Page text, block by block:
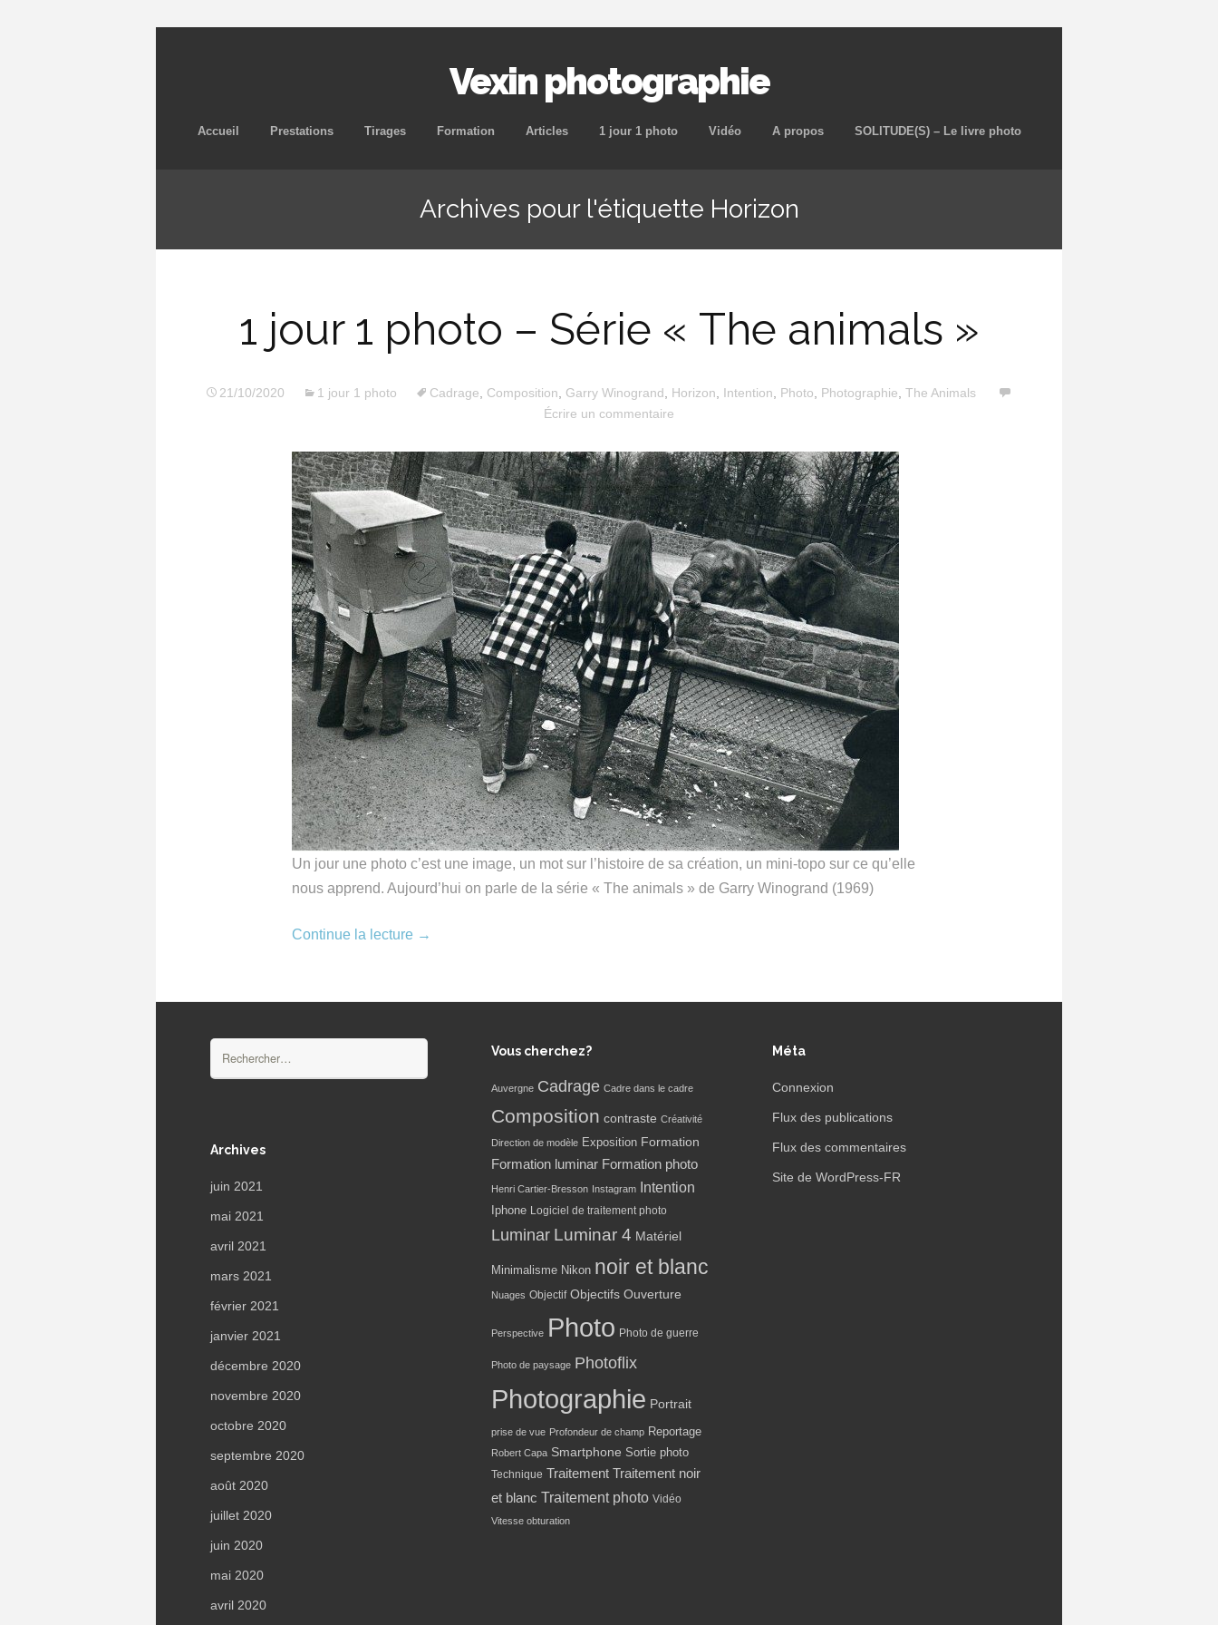
Vexin photographie
Aller
principal
Accueil Prestations Tirages Formation Articles 1 jour 1 photo Vidéo A propos SOLITUDE(S) – Le livre photo
Archives pour l'étiquette Horizon
1 jour 1 photo – Série « The animals »
21/10/2020 1 jour 1 photo Cadrage Composition Garry Winogrand Horizon Intention Photo Photographie The Animals
Écrire un commentaire
Un jour une photo c’est une image, un mot sur l’histoire de sa création, un mini-topo sur ce qu’elle
nous apprend. Aujourd’hui on parle de la série « The animals » de Garry Winogrand (1969)
Continue la lecture →
Vous cherchez?
Auvergne Cadrage Cadre dans le cadre
Composition contraste Créativité
Direction de modèle Exposition Formation
Formation luminar Formation photo
Henri Cartier-Bresson Instagram Intention
Iphone Logiciel de traitement photo
Luminar Luminar 4 Matériel
Minimalisme Nikon noir et blanc
Nuages Objectif Objectifs Ouverture
Perspective Photo Photo de guerre
Photo de paysage Photoflix
Photographie Portrait
prise de vue Profondeur de champ Reportage
Robert Capa Smartphone Sortie photo
Technique Traitement Traitement noir
et blanc Traitement photo Vidéo
Vitesse obturation
Méta
Connexion
Flux des publications
Flux des commentaires
Site de WordPress-FR
Archives
juin 2021
mai 2021
avril 2021
mars 2021
février 2021
janvier 2021
décembre 2020
novembre 2020
octobre 2020
septembre 2020
août 2020
juillet 2020
juin 2020
mai 2020
avril 2020